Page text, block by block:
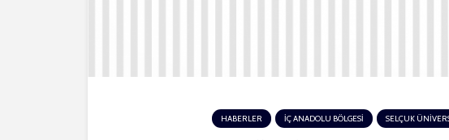
HABERLER İÇ ANADOLU BÖLGESİ SELÇUK